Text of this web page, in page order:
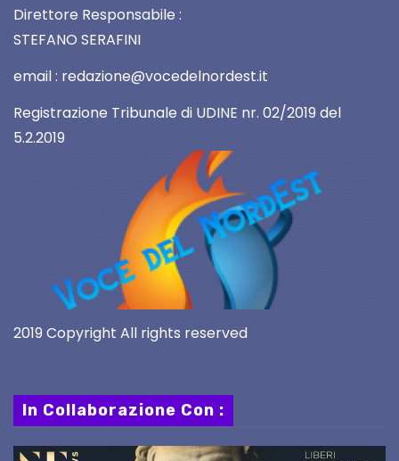
Direttore Responsabile :
STEFANO SERAFINI
email : redazione@vocedelnordest.it
Registrazione Tribunale di UDINE nr. 02/2019 del
5.2.2019
2019 Copyright All rights reserved
In Collaborazione Con :